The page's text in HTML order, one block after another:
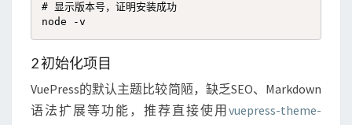
# 显示版本号，证明安装成功
node -v
2 初始化项目
VuePress的默认主题比较简陋，缺乏SEO、Markdown
语法扩展等功能，推荐直接使用 vuepress-theme-